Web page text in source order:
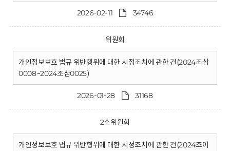
2026-02-11 34746
위원회
개인정보보호 법규 위반행위에 대한 시정조치에 관한 건(2024조삼
0008~2024조삼0025)
2026-01-28 31168
2소위원회
개인정보보호 법규 위반행위에 대한 시정조치에 관한 건(2024조이